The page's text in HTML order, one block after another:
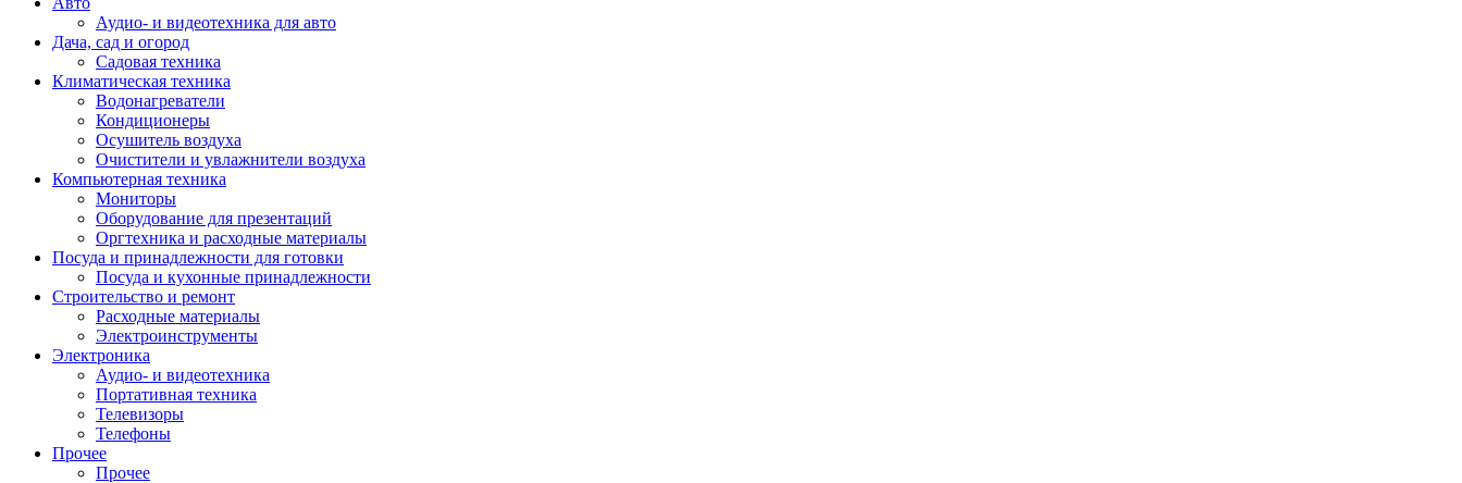
Аудио- и видеотехника для авто
Дача, сад и огород
Садовая техника
Климатическая техника
Водонагреватели
Кондиционеры
Осушитель воздуха
Очистители и увлажнители воздуха
Компьютерная техника
Мониторы
Оборудование для презентаций
Оргтехника и расходные материалы
Посуда и принадлежности для готовки
Посуда и кухонные принадлежности
Строительство и ремонт
Расходные материалы
Электроинструменты
Электроника
Аудио- и видеотехника
Портативная техника
Телевизоры
Телефоны
Прочее
Прочее